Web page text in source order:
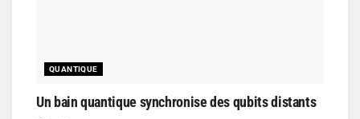
QUANTIQUE
Un bain quantique synchronise des qubits distants